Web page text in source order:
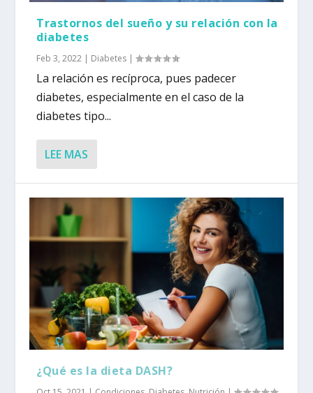
Trastornos del sueño y su relación con la
diabetes
Feb 3, 2022 | Diabetes |
La relación es recíproca, pues padecer
diabetes, especialmente en el caso de la
diabetes tipo...
LEE MAS
¿Qué es la dieta DASH?